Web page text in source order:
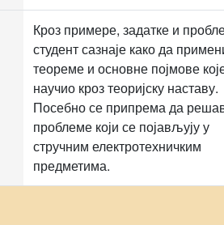
Кроз примере, задатке и
студент сазнаје како да
теореме и основне појмове
научио кроз теоријску наставу.
Посебно се припрема да
проблеме који се појављују у
стручним електротехничким
предметима.